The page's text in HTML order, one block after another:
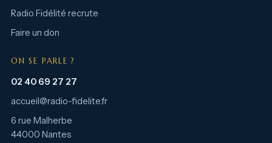
Radio Fidélité recrute
Faire un don
ON SE PARLE ?
02 40 69 27 27
accueil@radio-fidelite.fr
6 rue Malherbe
44000 Nantes